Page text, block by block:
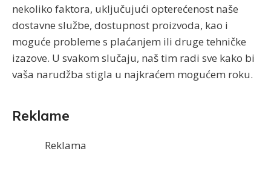
nekoliko faktora, uključujući opterećenost naše
dostavne službe, dostupnost proizvoda, kao i
moguće probleme s plaćanjem ili druge tehničke
izazove. U svakom slučaju, naš tim radi sve kako bi
vaša narudžba stigla u najkraćem mogućem roku.
Reklame
Reklama